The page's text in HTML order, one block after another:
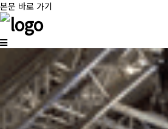
본문 바로 가기